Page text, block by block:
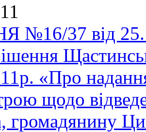
№16/37 від
«Про
щодо
громадянину